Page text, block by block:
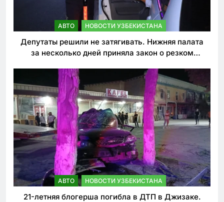
АВТО НОВОСТИ УЗБЕКИСТАНА
Депутаты решили не затягивать. Нижняя палата
за несколько дней приняла закон о резком
АВТО НОВОСТИ УЗБЕКИСТАНА
21-летняя блогерша погибла в ДТП в Джизаке.